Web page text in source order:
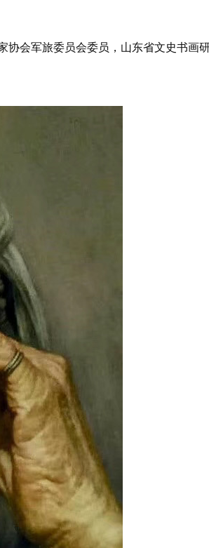
协会军旅委员会委员，山东省文史书画